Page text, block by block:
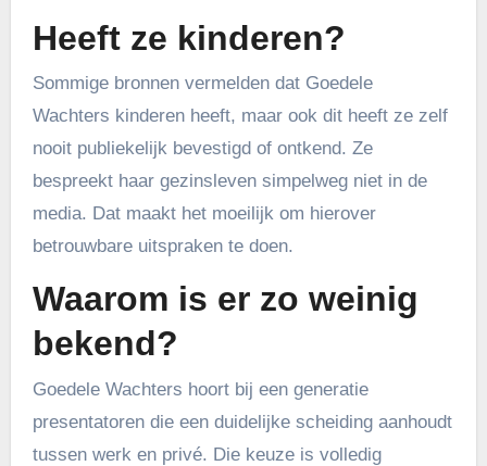
Heeft ze kinderen?
Sommige bronnen vermelden dat Goedele
Wachters kinderen heeft, maar ook dit heeft ze zelf
nooit publiekelijk bevestigd of ontkend. Ze
bespreekt haar gezinsleven simpelweg niet in de
media. Dat maakt het moeilijk om hierover
betrouwbare uitspraken te doen.
Waarom is er zo weinig
bekend?
Goedele Wachters hoort bij een generatie
presentatoren die een duidelijke scheiding aanhoudt
tussen werk en privé. Die keuze is volledig